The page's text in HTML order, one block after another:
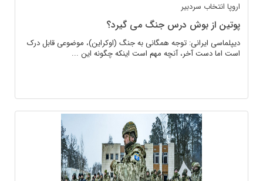
اروپا انتخاب سردبیر
پوتین از بوش درس جنگ می گیرد؟
دیپلماسی ایرانی: توجه همگانی به جنگ (اوکراین)، موضوعی قابل درک
است اما دست آخر، آنچه مهم است اینکه چگونه این ...